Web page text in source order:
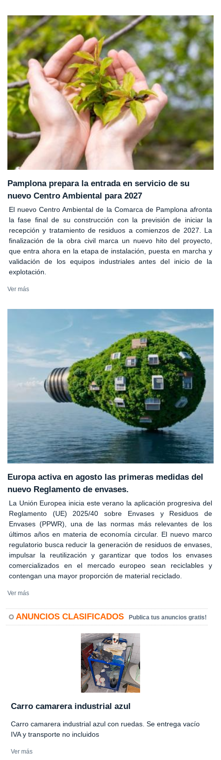
Pamplona prepara la entrada en servicio de su
nuevo Centro Ambiental para 2027
El nuevo Centro Ambiental de la Comarca de Pamplona afronta
la fase final de su construcción con la previsión de iniciar la
recepción y tratamiento de residuos a comienzos de 2027. La
finalización de la obra civil marca un nuevo hito del proyecto,
que entra ahora en la etapa de instalación, puesta en marcha y
validación de los equipos industriales antes del inicio de la
explotación.
Ver más
Europa activa en agosto las primeras medidas del
nuevo Reglamento de envases.
La Unión Europea inicia este verano la aplicación progresiva del
Reglamento (UE) 2025/40 sobre Envases y Residuos de
Envases (PPWR), una de las normas más relevantes de los
últimos años en materia de economía circular. El nuevo marco
regulatorio busca reducir la generación de residuos de envases,
impulsar la reutilización y garantizar que todos los envases
comercializados en el mercado europeo sean reciclables y
contengan una mayor proporción de material reciclado.
Ver más
ANUNCIOS CLASIFICADOS Publica tus anuncios gratis!
Carro camarera industrial azul
Carro camarera industrial azul con ruedas. Se entrega vacío
IVA y transporte no incluidos
Ver más